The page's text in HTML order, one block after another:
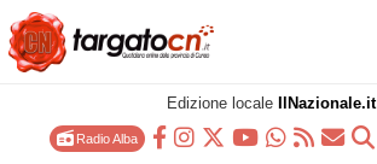
Edizione locale IlNazionale.it
Radio Alba